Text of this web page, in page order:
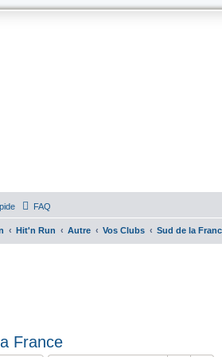
FAQ
Hit'n Run Autre Vos Clubs Sud de la
France